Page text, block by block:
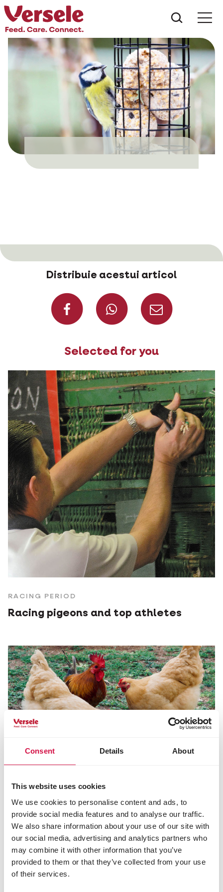
Consent Details About
This website uses cookies
We use cookies to personalise content and ads, to
provide social media features and to analyse our traffic.
We also share information about your use of our site with
our social media, advertising and analytics partners who
may combine it with other information that you’ve
provided to them or that they’ve collected from your use
of their services.
Distribuie acestui articol
Distribuie pe
Distribuie
Selected for you
RACING PERIOD
Racing pigeons and top athletes
Six tasty and healthy snacks for
chickens to tickle their fancy!